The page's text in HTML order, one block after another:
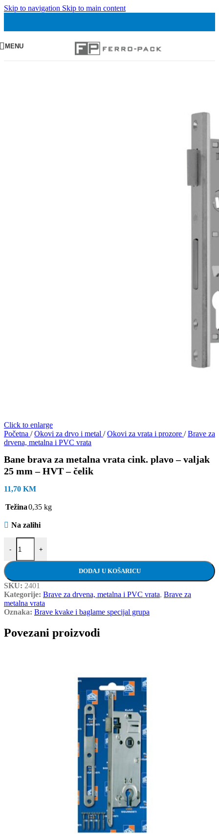
Skip to navigation Skip to main content
MENU
Click to enlarge
Početna / Okovi za drvo i metal / Okovi za vrata i prozore / Brave za
drvena, metalna i PVC vrata
Bane brava za metalna vrata cink. plavo – valjak
25 mm – HVT – čelik
11,70 KM
Težina0,35 kg
Na zalihi
-
Bane brava za metalna vrata cink. plavo - valjak 25 mm - HVT -
+
DODAJ U KOŠARICU
SKU: 2401
Kategorije: Brave za drvena, metalna i PVC vrata, Brave za
metalna vrata
Oznaka: Brave kvake i baglame specijal grupa
Povezani proizvodi